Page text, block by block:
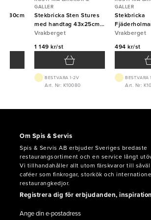
30cm
GALLER
Stekbricka Sten Stures
med handtag 43x25cm
5mm Vrakberget
Vrakberget
1 149 kr/st
BEST.VARA 1-2V
Art. Nr: K10080
GALLER
Stekbricka
handtag
Vrakberget
494 kr/st
BEST.VARA
Art. Nr:
Om Spis & Servis
Spis & Servis AB erbjuder Sveriges bredaste
restaurangsortiment och en service långt
Vi tillhandahåller allt utom färskvaror till såväl
caféer som finkrogar, storkök och
restaurangkedjor.
Registrera dig för erbjudanden,